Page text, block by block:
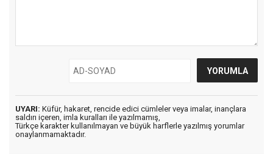
UYARI: Küfür, hakaret, rencide edici cümleler veya imalar, inançlara
saldırı içeren, imla kuralları ile yazılmamış,
Türkçe karakter kullanılmayan ve büyük harflerle yazılmış yorumlar
onaylanmamaktadır.